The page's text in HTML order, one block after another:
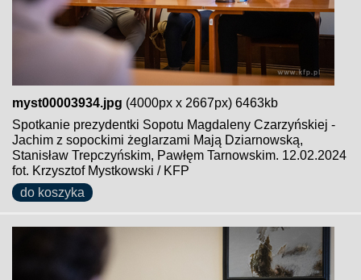
myst00003934.jpg (4000px x 2667px) 6463kb
Spotkanie prezydentki Sopotu Magdaleny Czarzyńskiej -
Jachim z sopockimi żeglarzami Mają Dziarnowską,
Stanisław Trepczyńskim, Pawłęm Tarnowskim. 12.02.2024
fot. Krzysztof Mystkowski / KFP
do koszyka